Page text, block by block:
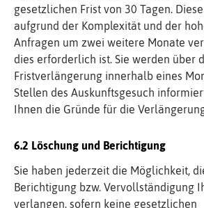
gesetzlichen Frist von 30 Tagen.
aufgrund der Komplexität und der
Anfragen um zwei weitere Monate
dies erforderlich ist. Sie werden über
Fristverlängerung innerhalb eines
Stellen des Auskunftsgesuch
Ihnen die Gründe für die
Löschung und Berichtigung
Sie haben jederzeit die Möglichkeit,
Berichtigung bzw. Vervollständigung
verlangen, sofern keine gesetzlichen